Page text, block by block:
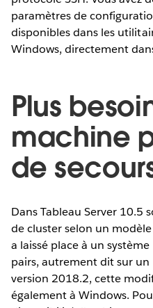
paramètres de
disponibles dans les
Windows, directement
Plus
machine
de
Dans Tableau Server 10.5
de cluster selon un
a laissé place à un
pairs, autrement dit sur un
version 2018.2, cette
également à Windows.